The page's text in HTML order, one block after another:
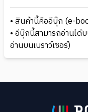
• สินค้านี้คืออีบุ๊ก (e-
• อีบุ๊กนี้สามารถอ่านได้
อ่านบนเบราว์เซอร์)